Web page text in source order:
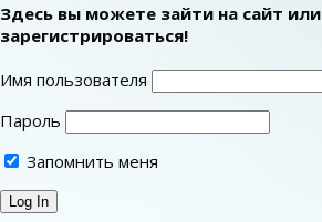
Здесь вы можете зайти на сайт или
зарегистрироваться!
Имя пользователя
Пароль
Запомнить меня